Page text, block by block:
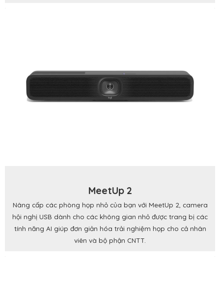
MeetUp 2
Nâng cấp các phòng họp nhỏ của bạn với MeetUp 2, camera
hội nghị USB dành cho các không gian nhỏ được trang bị các
tính năng AI giúp đơn giản hóa trải nghiệm họp cho cả nhân
viên và bộ phận CNTT.